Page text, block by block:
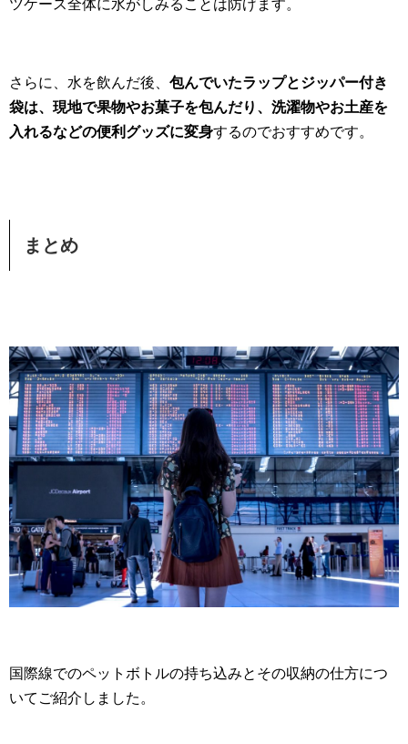
ツケース全体に水がしみることは防げます。
さらに、水を飲んだ後、 包んでいたラップとジッパー付き
袋は、現地で果物やお菓子を包んだり、洗濯物やお土産を
入れるなどの便利グッズに変身するのでおすすめです。
まとめ
国際線でのペットボトルの持ち込みとその収納の仕方につ
いてご紹介しました。